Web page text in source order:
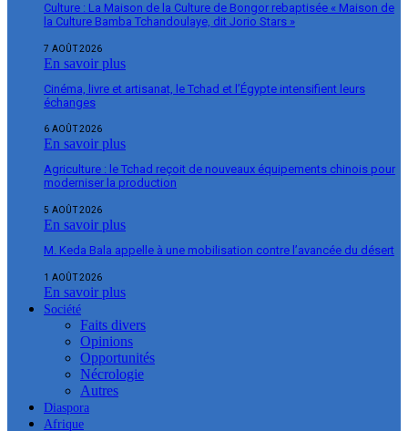
Culture : La Maison de la Culture de Bongor rebaptisée « Maison de
la Culture Bamba Tchandoulaye, dit Jorio Stars »
7 AOÛT 2026
En savoir plus
Cinéma, livre et artisanat, le Tchad et l’Égypte intensifient leurs
échanges
6 AOÛT 2026
En savoir plus
Agriculture : le Tchad reçoit de nouveaux équipements chinois pour
moderniser la production
5 AOÛT 2026
En savoir plus
M. Keda Bala appelle à une mobilisation contre l’avancée du désert
1 AOÛT 2026
En savoir plus
Société
Faits divers
Opinions
Opportunités
Nécrologie
Autres
Diaspora
Afrique